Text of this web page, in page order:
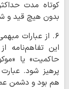
کوتاه مدت
بدون هیچ قید و
۶. از عبارات
این تفاهم‌نامه
حاکمیت» یا
پرهیز شود.
هم بود و دشمن